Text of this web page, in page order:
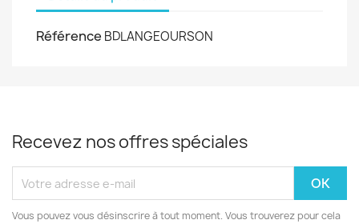
Référence BDLANGEOURSON
Recevez nos offres spéciales
Vous pouvez vous désinscrire à tout moment. Vous trouverez pour cela